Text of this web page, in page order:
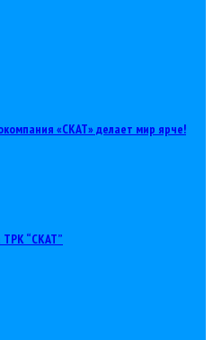
«СКАТ» делает мир ярче!
“СКАТ”